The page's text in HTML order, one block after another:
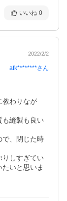
いいね 0
2022/2/2
afk********さん
教わりなが
も縫製も良い
で、閉じた時
りしすぎてい
いと思いま